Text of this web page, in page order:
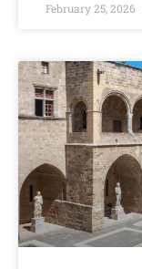
February 25, 2026